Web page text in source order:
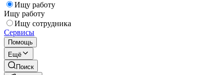
Ищу работу
Ищу работу
Ищу сотрудника
Сервисы
Помощь
Ещё
Поиск